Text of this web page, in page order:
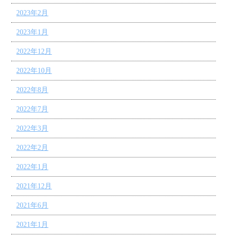
2023年2月
2023年1月
2022年12月
2022年10月
2022年8月
2022年7月
2022年3月
2022年2月
2022年1月
2021年12月
2021年6月
2021年1月